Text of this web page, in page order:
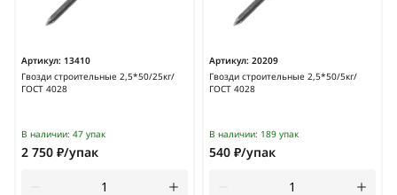
Артикул: 13410
Гвозди строительные 2,5*50/25кг/
ГОСТ 4028
В наличии: 47 упак
2 750 ₽/упак
Артикул: 20209
Гвозди строительные 2,5*50/5кг/
ГОСТ 4028
В наличии: 189 упак
540 ₽/упак